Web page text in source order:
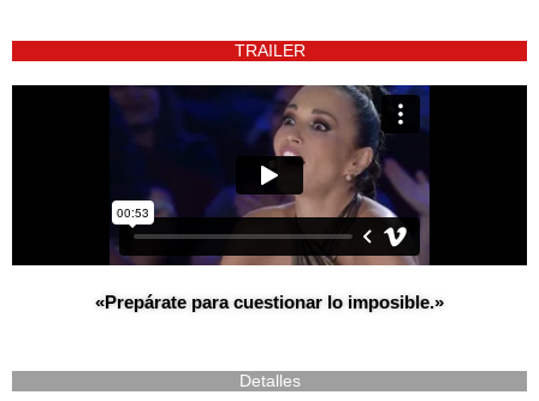
TRAILER
«Prepárate paracuestionar lo imposible.»
Detalles